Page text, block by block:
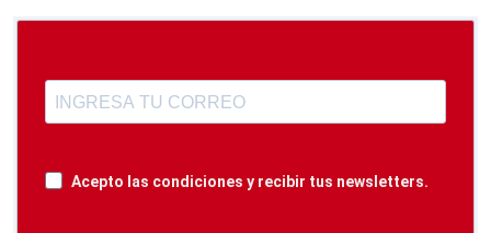
Acepto las condiciones y recibir tus newsletters.